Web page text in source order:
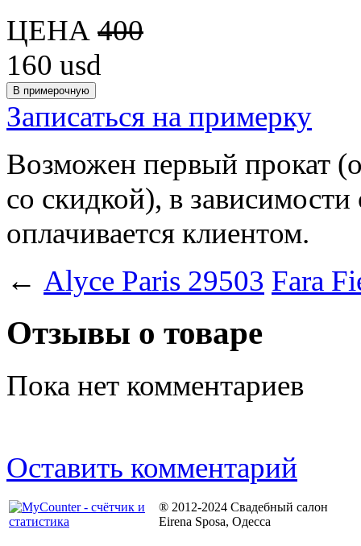
ЦЕНА 400
160 usd
Записаться на примерку
Возможен первый прокат
со скидкой), в
оплачивается клиентом.
← Alyce Paris 29503 Fara
Отзывы о товаре
Пока нет комментариев
Оставить комментарий
® 2012-2024 Свадебный салон
Eirena Sposa, Одесса